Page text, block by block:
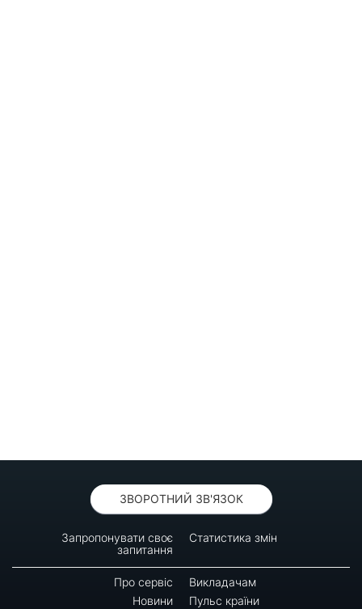
ЗВОРОТНИЙ ЗВ'ЯЗОК
Запропонувати своє
запитання
Статистика змін
Про сервіс
Викладачам
Новини
Пульс країни